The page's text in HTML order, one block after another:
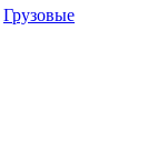
Грузовые